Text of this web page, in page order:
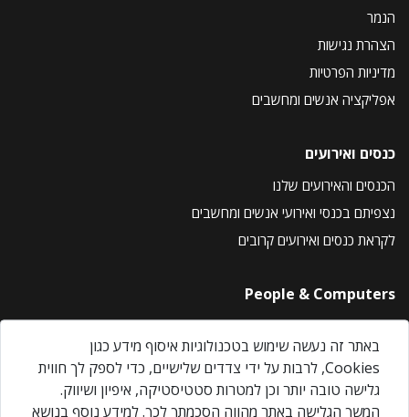
הנמר
הצהרת נגישות
מדיניות הפרטיות
אפליקציה אנשים ומחשבים
כנסים ואירועים
הכנסים והאירועים שלנו
נצפיתם בכנסי ואירועי אנשים ומחשבים
לקראת כנסים ואירועים קרובים
People & Computers
About Us
Privacy Policy
Contact Us
Our Events
באתר זה נעשה שימוש בטכנולוגיות איסוף מידע כגון
Cookies, לרבות על ידי צדדים שלישיים, כדי לספק לך חווית
גלישה טובה יותר וכן למטרות סטטיסטיקה, איפיון ושיווק.
המשך הגלישה באתר מהווה הסכמתך לכך. למידע נוסף בנושא